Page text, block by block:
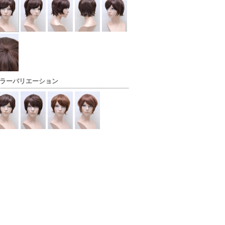
ーバリエーション